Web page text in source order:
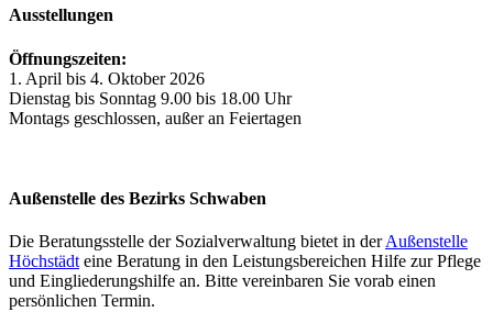
Ausstellungen
Öffnungszeiten:
1. April bis 4. Oktober 2026
Dienstag bis Sonntag 9.00 bis 18.00 Uhr
Montags geschlossen, außer an Feiertagen
Außenstelle des Bezirks Schwaben
Die Beratungsstelle der Sozialverwaltung bietet in derAußenstelle
Höchstädt eine Beratung in den Leistungsbereichen Hilfe zur Pflege
und Eingliederungshilfe an. Bitte vereinbaren Sie vorab einen
persönlichen Termin.